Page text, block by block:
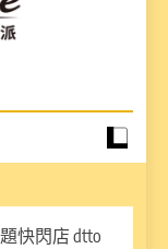
快閃店 dtto